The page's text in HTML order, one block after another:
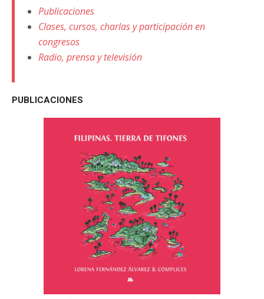
Publicaciones
Clases, cursos, charlas y participación en
congresos
Radio, prensa y televisión
PUBLICACIONES